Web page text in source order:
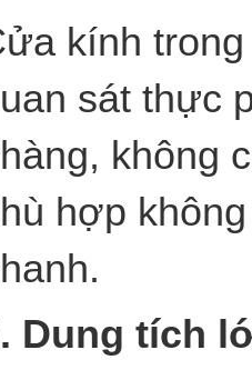
kính
sát thực
không
hợp
Dung tích